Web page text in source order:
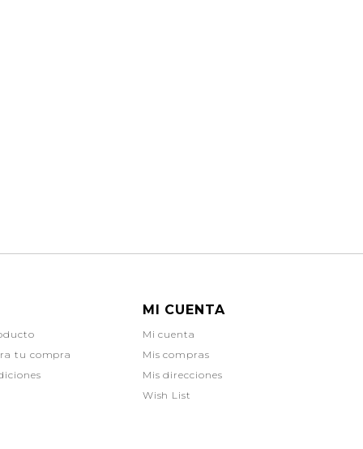
tu compra
MI CUENTA
Mi cuenta
Mis compras
Mis direcciones
Wish List